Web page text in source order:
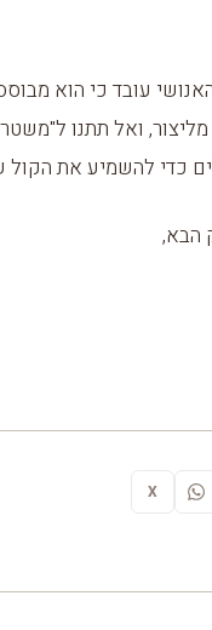
עובד כי הוא
ואל תתנו
כדי להשמיע את הקול
הבא,
X